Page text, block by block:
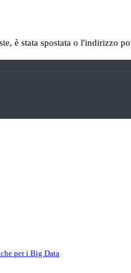
è stata spostata o l'indirizzo
per i Big Data